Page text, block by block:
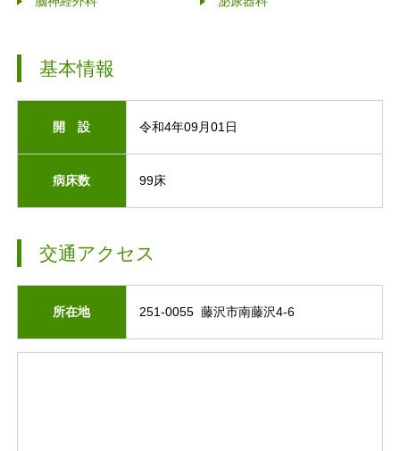
基本情報
開 設 令和4年09月01日
病床数 99床
交通アクセス
所在地 251-0055 藤沢市南藤沢4-6